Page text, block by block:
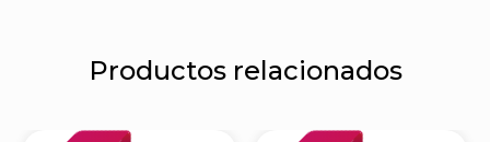
Productos relacionados